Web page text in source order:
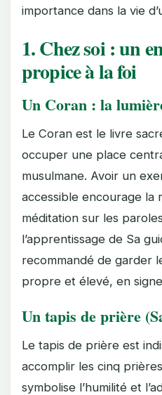
importance dans la vie
1. Chez soi : un
propice à la foi
Un Coran : la
Le Coran est le livre
occuper une place
musulmane. Avoir un
accessible encourage la
méditation sur les
l’apprentissage de Sa
recommandé de garder
propre et élevé, en
Un tapis de prière
Le tapis de prière est
accomplir les cinq
symbolise l’humilité et